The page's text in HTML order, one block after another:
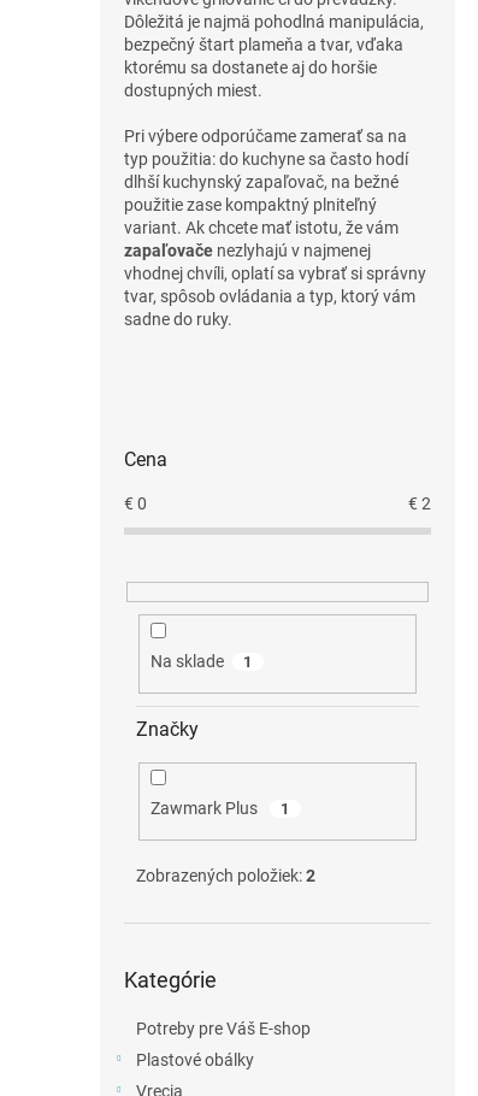
Dôležitá je najmä pohodlná manipulácia,
bezpečný štart plameňa a tvar, vďaka
ktorému sa dostanete aj do horšie
dostupných miest.
Pri výbere odporúčame zamerať sa na
typ použitia: do kuchyne sa často hodí
dlhší kuchynský zapaľovač, na bežné
použitie zase kompaktný plniteľný
variant. Ak chcete mať istotu, že vám
zapaľovače nezlyhajú v najmenej
vhodnej chvíli, oplatí sa vybrať si správny
tvar, spôsob ovládania a typ, ktorý vám
sadne do ruky.
Cena
€ 0 € 2
Na sklade 1
Značky
Zawmark Plus 1
Zobrazených položiek:2
kategórie
Kategórie
Potreby pre Váš E-shop
Plastové obálky
Vrecia